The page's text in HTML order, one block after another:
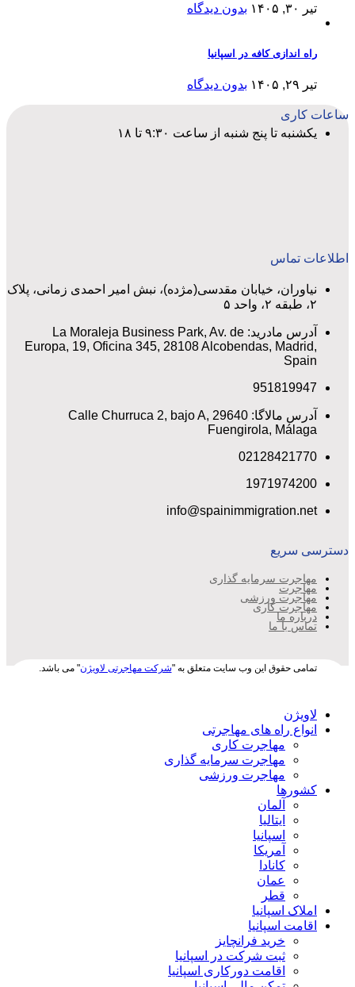
تیر ۳۰, ۱۴۰۵ بدون دیدگاه
راه اندازی کافه در اسپانیا
تیر ۲۹, ۱۴۰۵ بدون دیدگاه
ساعات کاری
یکشنبه تا پنج شنبه از ساعت ۹:۳۰ تا ۱۸
اطلاعات تماس
نیاوران، خیابان مقدسی(مژده)، نبش امیر احمدی زمانی، پلاک
۲، طبقه ۲، واحد ۵
آدرس مادرید: La Moraleja Business Park, Av. de
Europa, 19, Oficina 345, 28108 Alcobendas, Madrid,
Spain
951819947
آدرس مالاگا: Calle Churruca 2, bajo A, 29640
Fuengirola, Málaga
02128421770
1971974200
info@spainimmigration.net
دسترسی سریع
مهاجرت سرمایه گذاری
مهاجرت
مهاجرت ورزشی
مهاجرت کاری
درباره ما
تماس با ما
تمامی حقوق این وب سایت متعلق به "شرکت مهاجرتی لاویژن" می باشد.
لاویژن
انواع راه های مهاجرتی
مهاجرت کاری
مهاجرت سرمایه گذاری
مهاجرت ورزشی
کشورها
آلمان
ایتالیا
اسپانیا
آمریکا
کانادا
عمان
قطر
املاک اسپانیا
اقامت اسپانیا
خرید فرانچایز
ثبت شرکت در اسپانیا
اقامت دورکاری اسپانیا